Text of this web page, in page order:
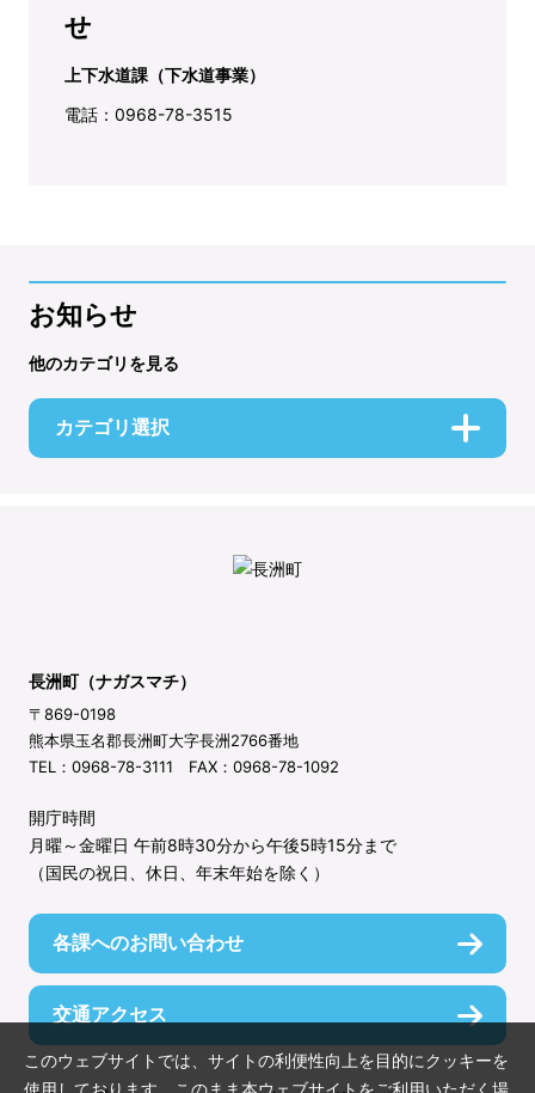
せ
上下水道課（下水道事業）
電話：0968-78-3515
お知らせ
他のカテゴリを見る
カテゴリ選択
長洲町（ナガスマチ）
〒869-0198
熊本県玉名郡長洲町大字長洲2766番地
TEL：0968-78-3111 FAX：0968-78-1092
開庁時間
月曜～金曜日 午前8時30分から午後5時15分まで
（国民の祝日、休日、年末年始を除く）
各課へのお問い合わせ
交通アクセス
このウェブサイトでは、サイトの利便性向上を目的にクッキーを